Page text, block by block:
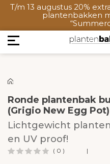
T/m 13 augustus 20%
plantenbakken
Ronde plantenbak
(Grigio New Egg Pot)
Lichtgewicht
en UV proof!
( 0 ) |